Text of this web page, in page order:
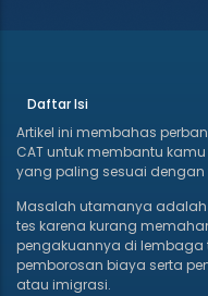
Daftar Isi
Artikel ini membahas
CAT untuk membantu
yang paling sesuai dengan
Masalah utamanya adalah
tes karena kurang
pengakuannya di lembaga
pemborosan biaya serta
atau imigrasi.